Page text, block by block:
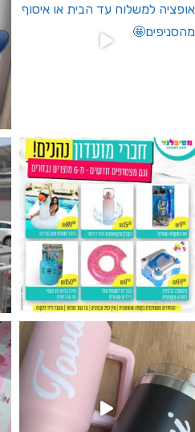
מין העובר רק במסיבלנד !! קיים
מטף לגילוי מין העובר חזר למלא